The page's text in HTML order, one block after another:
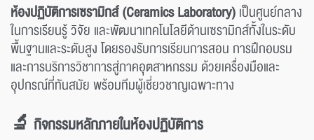
ห้องปฏิบัติการเซรามิกส์ (Ceramics Laboratory)เป็นศูนย์กลาง
ในการเรียนรู้ วิจัย และพัฒนาเทคโนโลยีด้านเซรามิกส์ทั้งในระดับ
พื้นฐานและระดับสูง โดยรองรับการเรียนการสอน การฝึกอบรม
และการบริการวิชาการสู่ภาคอุตสาหกรรม ด้วยเครื่องมือและ
อุปกรณ์ที่ทันสมัย พร้อมทีมผู้เชี่ยวชาญเฉพาะทาง
🔬 กิจกรรมหลักภายในห้องปฏิบัติการ